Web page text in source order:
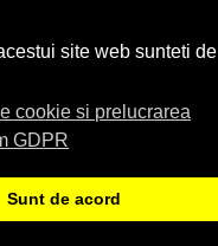
site web sunteti de
cookie si prelucrarea
GDPR
Sunt de acord